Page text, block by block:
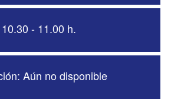
10.30 - 11.00 h.
Aún no disponible